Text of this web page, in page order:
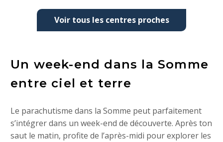
Voir tous les centres proches
Un week-end dans la Somme
entre ciel et terre
Le parachutisme dans la Somme peut parfaitement
s’intégrer dans un week-end de découverte. Après ton
saut le matin, profite de l’après-midi pour explorer les